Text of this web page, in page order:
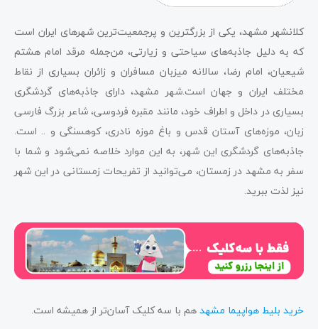
چرا باید در فصل زمستان به مشهد سفر کنید؟
بهترین راه‌های سفر به مشهد در زمستان
مکان‌های دیدنی شهر مشهد در زمستان
حمل و نقل در مشهد در زمستان
حرف آخر
کلانشهر مشهد، یکی از بزرگترین و پرجمعیت‌ترین شهرهای ایران است
که به دلیل جاذبه‌های سیاحتی و زیارتی، من‌جمله مرقد امام هشتم
شیعیان، امام رضا، سالانه میزبان مسافران و زائران بسیاری از نقاط
مختلف ایران و جهان است.شهر مشهد، دارای جاذبه‌های گردشگری
بسیاری در داخل و اطراف خود، مانند مقبره فردوسی، شاعر بزرگ فارسی
زبان، موزه‌های آستان قدس و باغ موزه نادری، کوهسنگی و .. است.
جاذبه‌های گردشگری این شهر، به این موارد خلاصه نمی‌شود و شما با
سفر به مشهد در زمستان، می‌توانید از تفریحات زمستانی در این شهر
نیز لذت ببرید.
خرید بلیط هواپیما مشهدهم با سه کلیک آسان‌تر از همیشه است.